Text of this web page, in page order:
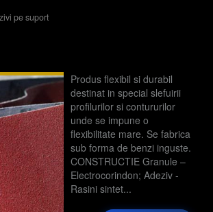
pe suport
Produs flexibil si durabil
destinat in special slefuirii
profilurilor si contururilor
unde se impune o
flexibilitate mare. Se fabrica
sub forma de benzi inguste.
CONSTRUCTIE Granule –
Electrocorindon; Adeziv -
Rasini sintet...